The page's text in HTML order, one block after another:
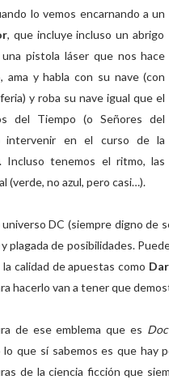
lo vemos encarnando a un
, que incluye incluso un abrigo
una pistola láser que nos hace
ama y habla con su nave (con
y roba su nave igual que el
del Tiempo (o Señores del
intervenir en el curso de la
Incluso tenemos el ritmo, las
(verde, no azul, pero casi…).
DC (siempre digno de
plagada de posibilidades.
calidad de apuestas como
hacerlo van a tener que
de ese emblema que es
lo que sí sabemos es que hay
de la ciencia ficción que